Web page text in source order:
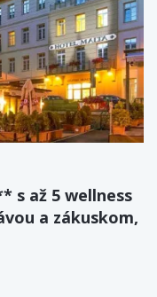
s až 5 wellness
a zákuskom,